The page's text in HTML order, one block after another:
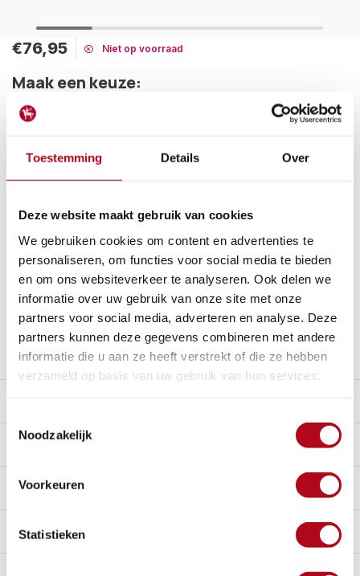
Toestemming Details Over
Deze website maakt gebruik van cookies
We gebruiken cookies om content en advertenties te
personaliseren, om functies voor social media te bieden
en om ons websiteverkeer te analyseren. Ook delen we
informatie over uw gebruik van onze site met onze
partners voor social media, adverteren en analyse. Deze
partners kunnen deze gegevens combineren met andere
informatie die u aan ze heeft verstrekt of die ze hebben
verzameld op basis van uw gebruik van hun services.
Noodzakelijk
Voorkeuren
Statistieken
€76,95 Niet op voorraad
Maak een keuze:
Gratis verzending
De Felco 11 is de opvolger van de Felco 2. In tegenstelling tot
de Felco 2 heeft de 11 een los ondermes die je kan vervangen.
Een allround tuinschaar voor elke snoeiklus.
Betaal achteraf met Riverty.
Gratis verzendenvanaf € 60 in België en Nederland.*
14dagen bedenktijd
Al28 jaarde tuinspecialist voor tuinliefhebbers
Nieuw:Haal je bestelling in Wilnis bij ons op!
Stel een vraag over dit product
Product video
Beschrijving
Reviews
Handig voor erbij